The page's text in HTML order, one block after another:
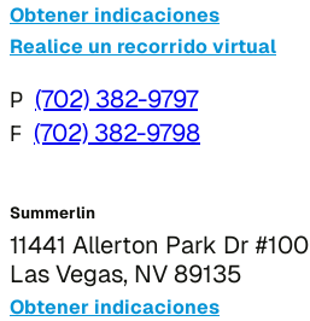
Obtener indicaciones
Realice un recorrido virtual
P (702) 382-9797
F (702) 382-9798
Summerlin
11441 Allerton Park Dr #100
Las Vegas, NV 89135
Obtener indicaciones